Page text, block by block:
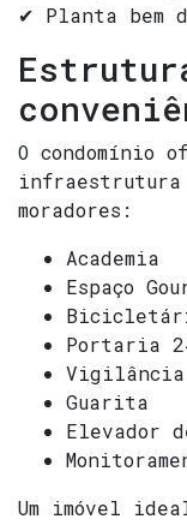
✔ Planta bem
O condomínio
moradores:
Academia
Espaço
Portaria
Vigilância
Guarita
Elevador
Um imóvel